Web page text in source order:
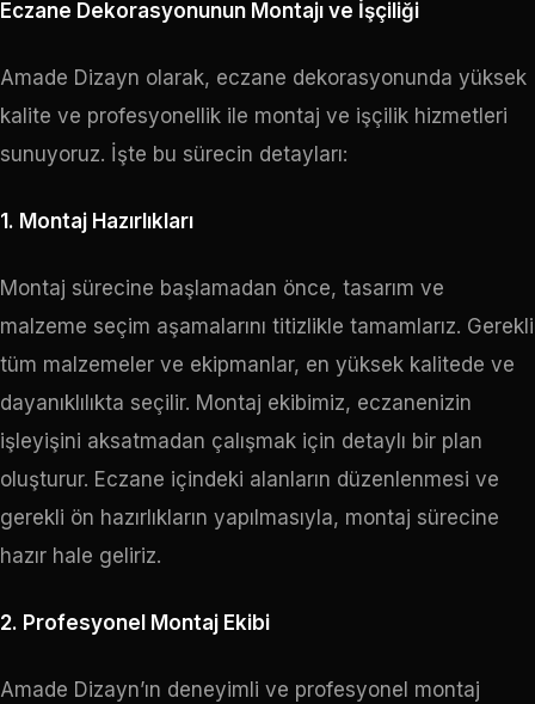
Eczane Dekorasyonunun Montajı ve İşçiliği
Amade Dizayn olarak, eczane dekorasyonunda yüksek
kalite ve profesyonellik ile montaj ve işçilik hizmetleri
sunuyoruz. İşte bu sürecin detayları:
1. Montaj Hazırlıkları
Montaj sürecine başlamadan önce, tasarım ve
malzeme seçim aşamalarını titizlikle tamamlarız. Gerekli
tüm malzemeler ve ekipmanlar, en yüksek kalitede ve
dayanıklılıkta seçilir. Montaj ekibimiz, eczanenizin
işleyişini aksatmadan çalışmak için detaylı bir plan
oluşturur. Eczane içindeki alanların düzenlenmesi ve
gerekli ön hazırlıkların yapılmasıyla, montaj sürecine
hazır hale geliriz.
2. Profesyonel Montaj Ekibi
Amade Dizayn’ın deneyimli ve profesyonel montaj